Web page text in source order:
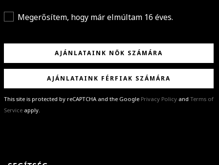
Megerősítem, hogy már elmúltam 16 éves.
AJÁNLATAINK NŐK SZÁMÁRA
AJÁNLATAINK FÉRFIAK SZÁMÁRA
This site is protected by reCAPTCHA and the Google Privacy Policy and Terms of
Service apply.